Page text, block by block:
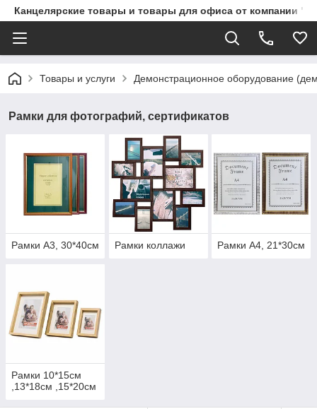
Канцелярские товары и товары для офиса от компании
Товары и услуги Демонстрационное оборудование
Рамки для фотографий, сертификатов
Рамки А3, 30*40см Рамки коллажи Рамки А4, 21*30см
Рамки 10*15см
,13*18см ,15*20см